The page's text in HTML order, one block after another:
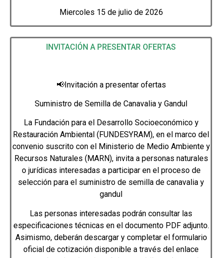
Miercoles 15 de julio de 2026
INVITACIÓN A PRESENTAR OFERTAS
📢Invitación a presentar ofertas
Suministro de Semilla de Canavalia y Gandul
La Fundación para el Desarrollo Socioeconómico y
Restauración Ambiental (FUNDESYRAM), en el marco del
convenio suscrito con el Ministerio de Medio Ambiente y
Recursos Naturales (MARN), invita a personas naturales
o jurídicas interesadas a participar en el proceso de
selección para el suministro de semilla de canavalia y
gandul
Las personas interesadas podrán consultar las
especificaciones técnicas en el documento PDF adjunto.
Asimismo, deberán descargar y completar el formulario
oficial de cotización disponible a través del enlace